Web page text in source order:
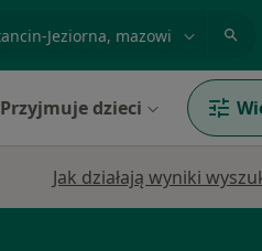
Przyjmuje dzieci
Jak działają wyniki